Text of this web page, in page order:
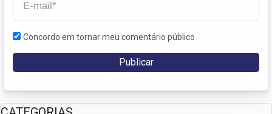
Concordo em tornar meu comentário público